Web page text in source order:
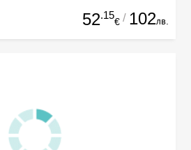
52.15
€ / 102лв.